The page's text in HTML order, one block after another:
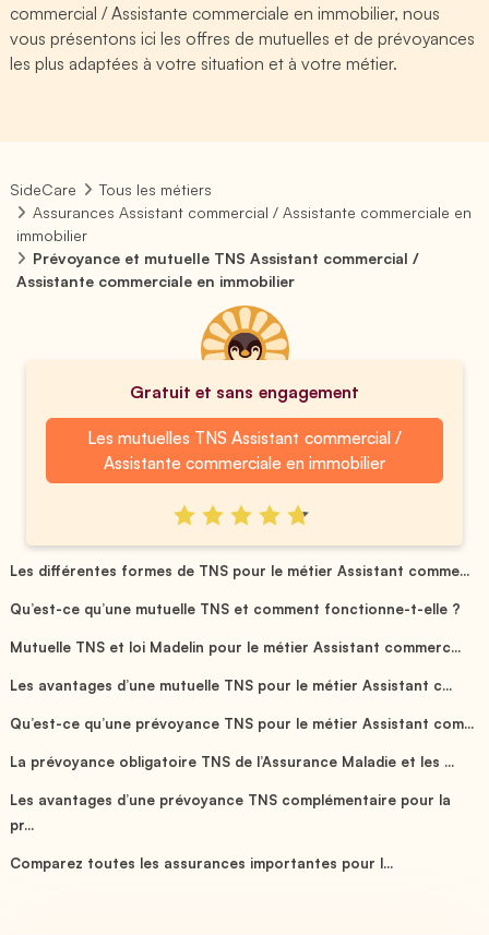
commercial / Assistante commerciale en immobilier, nous
vous présentons ici les offres de mutuelles et de prévoyances
les plus adaptées à votre situation et à votre métier.
SideCare
Tous les métiers
Assurances Assistant commercial / Assistante commerciale en
immobilier
Prévoyance et mutuelle TNS Assistant commercial /
Assistante commerciale en immobilier
Gratuit et sans engagement
Les mutuelles TNS Assistant commercial /
Assistante commerciale en immobilier
Les différentes formes de TNS pour le métier Assistant comme...
Qu’est-ce qu’une mutuelle TNS et comment fonctionne-t-elle ?
Mutuelle TNS et loi Madelin pour le métier Assistant commerc...
Les avantages d’une mutuelle TNS pour le métier Assistant c...
Qu’est-ce qu’une prévoyance TNS pour le métier Assistant com...
La prévoyance obligatoire TNS de l’Assurance Maladie et les ...
Les avantages d’une prévoyance TNS complémentaire pour la
pr...
Comparez toutes les assurances importantes pour l...